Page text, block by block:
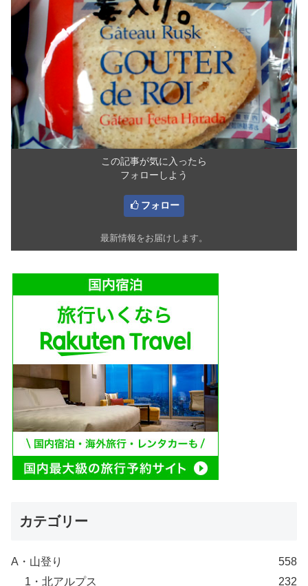
この記事が気に入ったら
フォローしよう
フォロー
最新情報をお届けします。
カテゴリー
A・山登り
558
1・北アルプス
232